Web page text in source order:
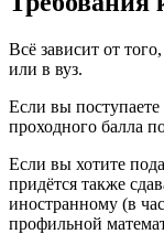
Всё зависит от
или в вуз.
Если вы поступаете
проходного балла
Если вы хотите
придётся также
иностранному (в
профильной